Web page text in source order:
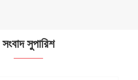
সংবাদ সুপারিশ